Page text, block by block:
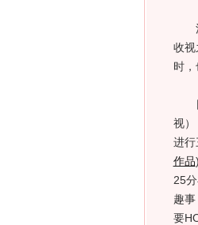
江
收视
时
日
视）
进行
作品)
25
趣
要